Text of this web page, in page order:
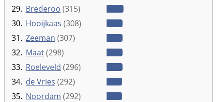
29. Brederoo (315)
30. Hooijkaas (308)
31. Zeeman (307)
32. Maat(298)
33. Roeleveld (296)
34. de Vries (292)
35. Noordam (292)